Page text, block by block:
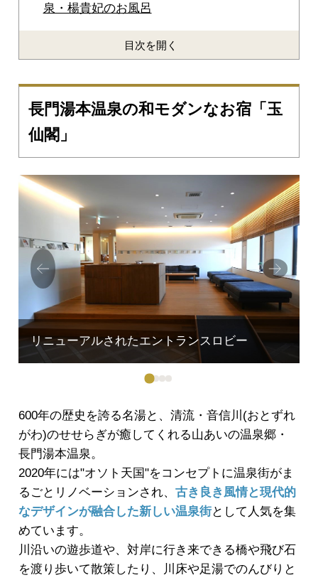
泉・楊貴妃のお風呂
目次を開く
長門湯本温泉の和モダンなお宿「玉
仙閣」
Prev
ious
Next
600年の歴史を誇る名湯と、清流・音信川(おとずれ
がわ)のせせらぎが癒してくれる山あいの温泉郷・
長門湯本温泉。
2020年には"オソト天国"をコンセプトに温泉街がま
るごとリノベーションされ、 古き良き風情と現代的
なデザインが融合した新しい温泉街として人気を集
めています。
川沿いの遊歩道や、対岸に行き来できる橋や飛び石
を渡り歩いて散策したり、川床や足湯でのんびりと